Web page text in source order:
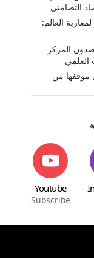
التضامني
العالم:
المركز
العلمي
موقفها من
Youtube
Subscribe